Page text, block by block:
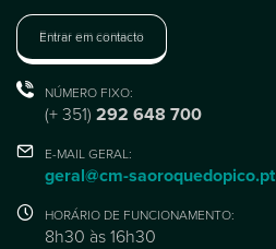
Entrar em contacto
NÚMERO FIXO:
(+ 351) 292 648 700
E-MAIL GERAL:
geral@cm-saoroquedopico.pt
HORÁRIO DE FUNCIONAMENTO:
8h30 às 16h30